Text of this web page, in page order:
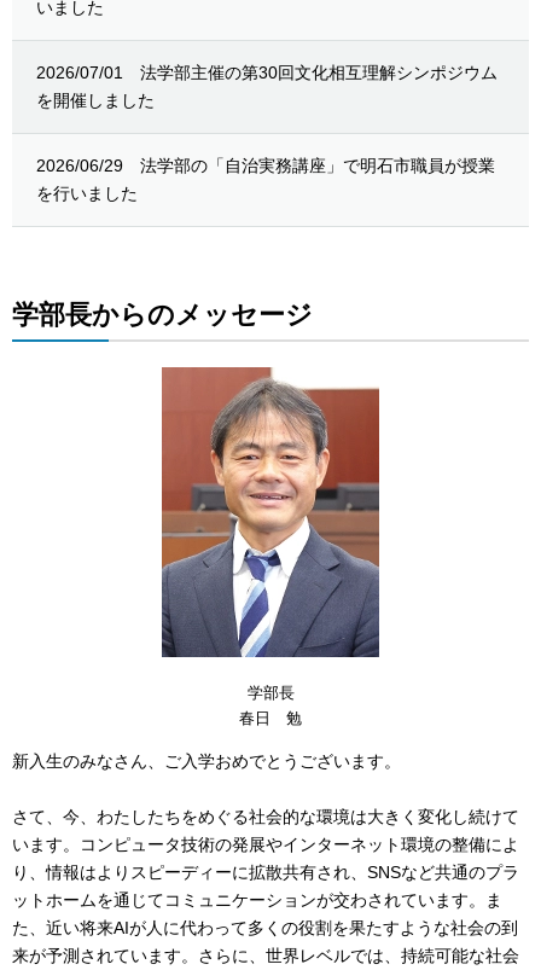
いました
2026/07/01
法学部主催の第30回文化相互理解シンポジウム
を開催しました
2026/06/29
法学部の「自治実務講座」で明石市職員が授業
を行いました
学部長からのメッセージ
学部長
春日 勉
新入生のみなさん、ご入学おめでとうございます。
さて、今、わたしたちをめぐる社会的な環境は大きく変化し続けて
います。コンピュータ技術の発展やインターネット環境の整備によ
り、情報はよりスピーディーに拡散共有され、SNSなど共通のプラ
ットホームを通じてコミュニケーションが交わされています。ま
た、近い将来AIが人に代わって多くの役割を果たすような社会の到
来が予測されています。さらに、世界レベルでは、持続可能な社会